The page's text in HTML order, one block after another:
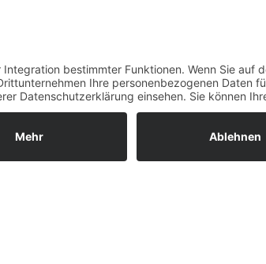
Widerrufsrecht MS
Widerrufsrecht bei Reparatur
Widerrufsrecht bei Dienstleistungen